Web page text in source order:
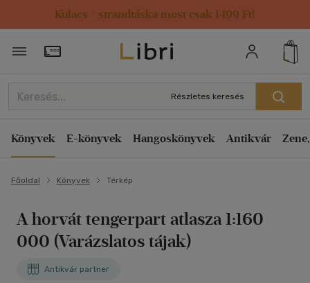
Kulacs / strandtáska most csak 1499 Ft!
Törzsvásárlói Kártya adatai
Részletes keresés
Könyvek E-könyvek Hangoskönyvek Antikvár
Főoldal Könyvek Térkép
A horvát tengerpart atlasza 1:160
000 (Varázslatos tájak)
Antikvár partner